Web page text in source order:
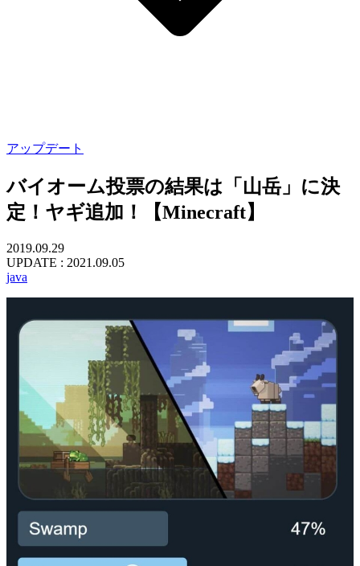
アップデート
バイオーム投票の結果は「山岳」に決
定！ヤギ追加！【Minecraft】
2019.09.29
UPDATE : 2021.09.05
java